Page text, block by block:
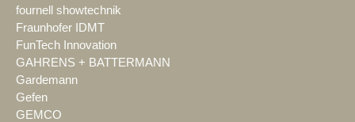
fournell showtechnik
Fraunhofer IDMT
FunTech Innovation
GAHRENS + BATTERMANN
Gardemann
Gefen
GEMCO